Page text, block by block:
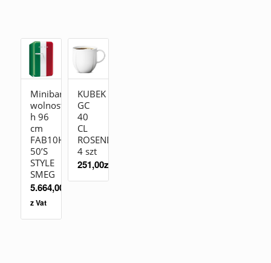
Minibar
wolnostojąca
h 96
cm
FAB10HRDIT2
50’S
STYLE
SMEG
5.664,00
z Vat
KUBEK
GC
40
CL
ROSENDAHL
4 szt
251,00zł